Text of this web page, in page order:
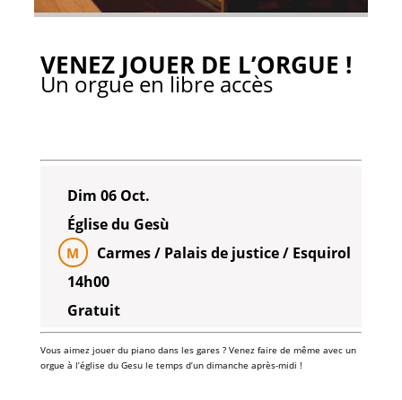
VENEZ JOUER DE L’ORGUE !
Un orgue en libre accès
Dim 06 Oct.
Église du Gesù
M
Carmes / Palais de justice / Esquirol
14h00
Gratuit
Vous aimez jouer du piano dans les gares ? Venez faire de même avec un
orgue à l’église du Gesu le temps d’un dimanche après-midi !